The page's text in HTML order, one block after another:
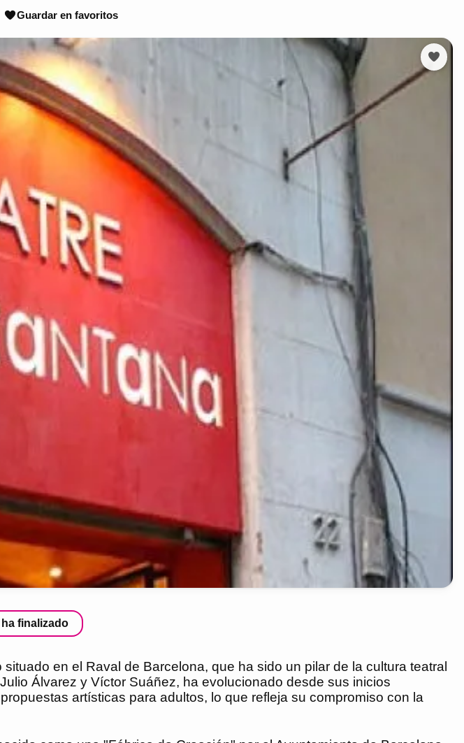
Guardar en favoritos
finalizado
en el Raval de Barcelona, que ha sido un pilar de la cultura teatral
Álvarez y Víctor Suáñez, ha evolucionado desde sus inicios
artísticas para adultos, lo que refleja su compromiso con la